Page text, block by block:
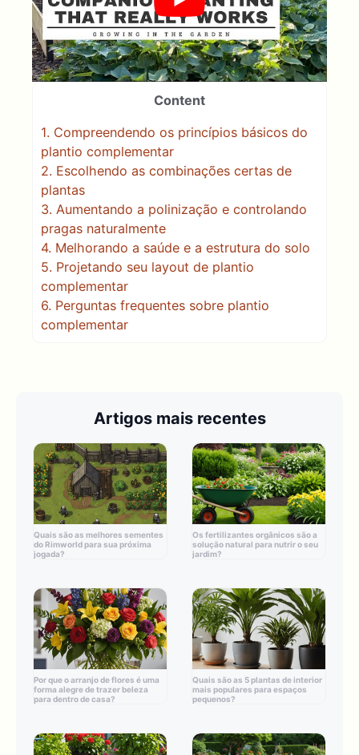
Content
1. Compreendendo os princípios básicos do
plantio complementar
2. Escolhendo as combinações certas de
plantas
3. Aumentando a polinização e controlando
pragas naturalmente
4. Melhorando a saúde e a estrutura do solo
5. Projetando seu layout de plantio
complementar
6. Perguntas frequentes sobre plantio
complementar
Artigos mais recentes
Quais são as melhores sementes
do Rimworld para sua próxima
jogada?
Os fertilizantes orgânicos são a
solução natural para nutrir o seu
jardim?
Por que o arranjo de flores é uma
forma alegre de trazer beleza
para dentro de casa?
Quais são as 5 plantas de interior
mais populares para espaços
pequenos?